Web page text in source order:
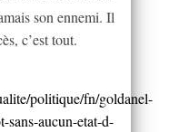
son ennemi. Il
c’est tout.
politique/fn/goldanel-
aucun-etat-d-